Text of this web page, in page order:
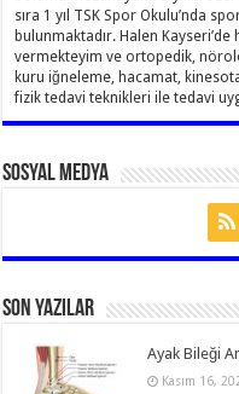
sıra 1 yıl TSK Spor Okulu’nda
bulunmaktadır. Halen
vermekteyim ve ortopedik,
kuru iğneleme, hacamat,
fizik tedavi teknikleri ile tedavi
Sosyal Medya
Son Yazılar
Ayak Bileği
Kasım 16,